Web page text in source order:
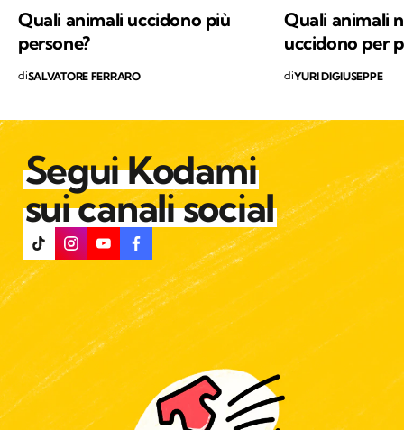
giorno: la conservazione della natura e la
salvaguardia del nostro Pianeta e di chiunque
vi abiti.
Quali animali uccidono più
persone?
diSALVATORE FERRARO
Quali animali
uccidono per
diYURI DIGIUSEPPE
Segui Kodami
sui canali social